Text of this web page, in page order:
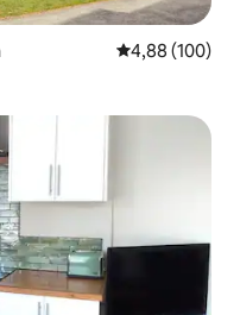
Calificación
4,88 (100)
destacados